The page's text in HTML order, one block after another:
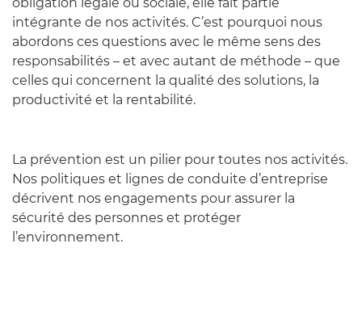
intégrante de nos activités. C’est pourquoi nous
abordons ces questions avec le même sens des
responsabilités – et avec autant de méthode – que
celles qui concernent la qualité des solutions, la
productivité et la rentabilité.
La prévention est un pilier pour toutes nos activités.
Nos politiques et lignes de conduite d’entreprise
décrivent nos engagements pour assurer la
sécurité des personnes et protéger
l’environnement.